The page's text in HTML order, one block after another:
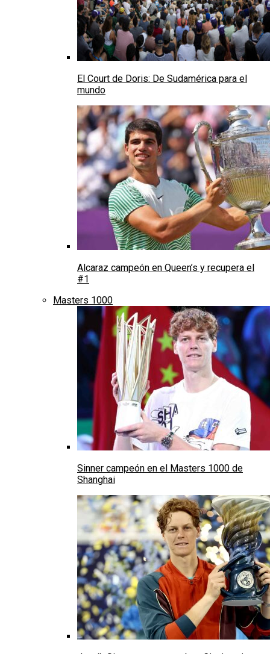
El Court de Doris: De Sudamérica para el
mundo
Alcaraz campeón en Queen’s y recupera el
#1
Masters 1000
Sinner campeón en el Masters 1000 de
Shanghai